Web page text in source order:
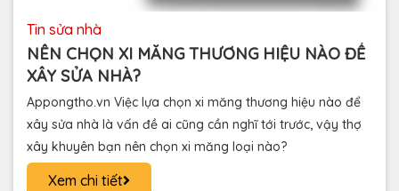
tin sửa nhà
NÊN CHỌN XI MĂNG THƯƠNG HIỆU NÀO ĐỂ
XÂY SỬA NHÀ?
Appongtho.vn Việc lựa chọn xi măng thương hiệu nào để
xây sửa nhà là vấn đề ai cũng cần nghĩ tới trước, vậy thợ
xây khuyên bạn nên chọn xi măng loại nào?
Xem chi tiết